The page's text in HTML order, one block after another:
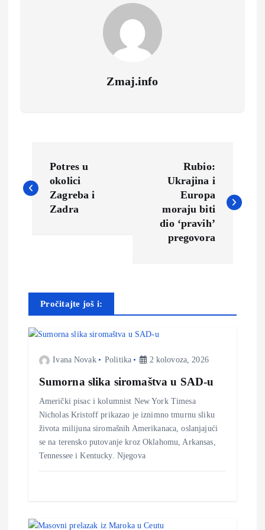
Zmaj.info
a
a
c
Potres u
okolici
Zagreba i
Zadra
Rubio:
Ukrajina i
Europa
moraju biti
dio ‘pravih’
pregovora
Pročitajte još i:
Ivana Novak Politika 2 kolovoza, 2026
Sumorna slika siromaštva u SAD-u
Američki pisac i kolumnist New York Timesa
Nicholas Kristoff prikazao je iznimno tmurnu sliku
života milijuna siromašnih Amerikanaca, oslanjajući
se na terensko putovanje kroz Oklahomu, Arkansas,
Tennessee i Kentucky. Njegova